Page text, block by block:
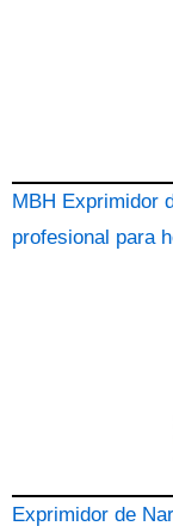
MBH Exprimidor
profesional para
Exprimidor de